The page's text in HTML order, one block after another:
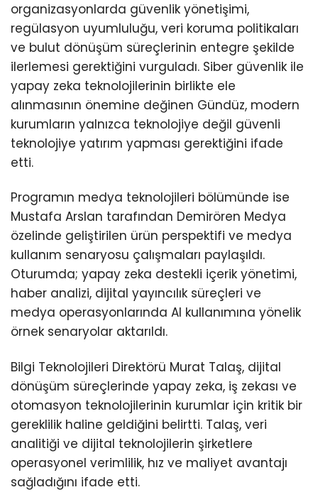
organizasyonlarda güvenlik yönetişimi,
regülasyon uyumluluğu, veri koruma politikaları
ve bulut dönüşüm süreçlerinin entegre şekilde
ilerlemesi gerektiğini vurguladı. Siber güvenlik ile
yapay zeka teknolojilerinin birlikte ele
alınmasının önemine değinen Gündüz, modern
kurumların yalnızca teknolojiye değil güvenli
teknolojiye yatırım yapması gerektiğini ifade
etti.
Programın medya teknolojileri bölümünde ise
Mustafa Arslan tarafından Demirören Medya
özelinde geliştirilen ürün perspektifi ve medya
kullanım senaryosu çalışmaları paylaşıldı.
Oturumda; yapay zeka destekli içerik yönetimi,
haber analizi, dijital yayıncılık süreçleri ve
medya operasyonlarında AI kullanımına yönelik
örnek senaryolar aktarıldı.
Bilgi Teknolojileri Direktörü Murat Talaş, dijital
dönüşüm süreçlerinde yapay zeka, iş zekası ve
otomasyon teknolojilerinin kurumlar için kritik bir
gereklilik haline geldiğini belirtti. Talaş, veri
analitiği ve dijital teknolojilerin şirketlere
operasyonel verimlilik, hız ve maliyet avantajı
sağladığını ifade etti.